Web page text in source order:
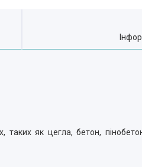
таких як цегла, бетон,